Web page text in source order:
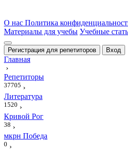
О нас Политика
Материалы для учебы Учебные
Регистрация для репетиторов Вход
Главная
›
Репетиторы
37705 ›
Литература
1520 ›
Кривой Рог
38 ›
мкрн Победа
0 ›